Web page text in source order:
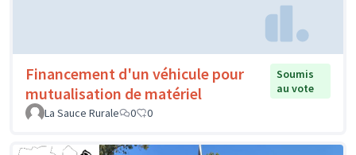
Financement d'un véhicule pour
mutualisation de matériel
Soumis
au vote
La Sauce Rurale
0 0